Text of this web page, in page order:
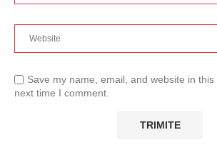
Save my name, email, and website in
next time I comment.